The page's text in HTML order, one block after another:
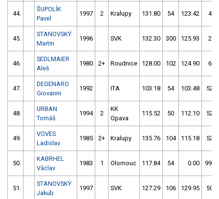
44.
ŠUPOLÍK
Pavel
1997 2 Kralupy 131.80 54 123.42 4
45.
STANOVSKÝ
Martin
1996 SVK 132.30 300 125.93 2
46.
SEDLMAIER
Aleš
1980 2+ Roudnice 128.00 102 124.90 6
47.
DEGENARO
Giovanni
1992 ITA 103.18 54 103.48 52
48.
URBAN
Tomáš
1994 2
KK
Opava
115.52 50 112.10 52
49.
VOVES
Ladislav
1985 2+ Kralupy 135.76 104 115.18 52
50.
KABRHEL
Václav
1983 1 Olomouc 117.84 54 0.00 999
51.
STANOVSKÝ
Jakub
1997 SVK 127.29 106 129.95 50